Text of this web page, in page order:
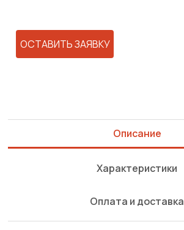
ОСТАВИТЬ ЗАЯВКУ
Описание
Характеристики
Оплата и доставка